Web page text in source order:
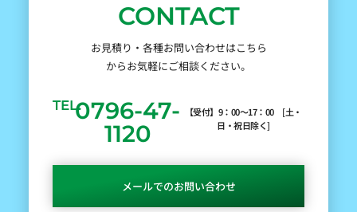
CONTACT
お見積り・各種お問い合わせはこちら
からお気軽にご相談ください。
TEL.0796-47-
1120
【受付】9：00～17：00 [土・
日・祝日除く]
メールでのお問い合わせ